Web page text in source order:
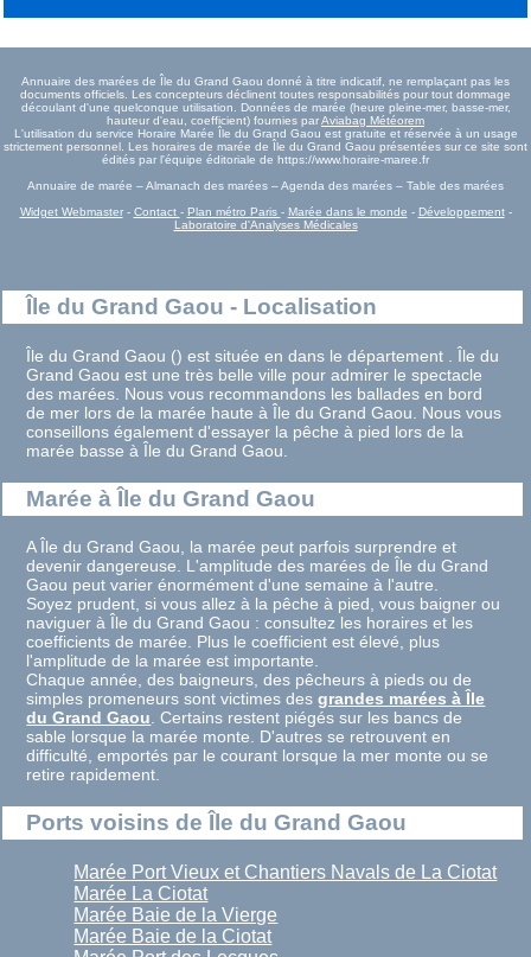
Annuaire des marées de Île du Grand Gaou donné à titre indicatif, ne remplaçant pas les
documents officiels. Les concepteurs déclinent toutes responsabilités pour tout dommage
découlant d'une quelconque utilisation. Données de marée (heure pleine-mer, basse-mer,
hauteur d'eau, coefficient) fournies parAviabag Météorem
L'utilisation du service Horaire Marée Île du Grand Gaou est gratuite et réservée à un usage
strictement personnel. Les horaires de marée de Île du Grand Gaou présentées sur ce site sont
édités par l'équipe éditoriale de https://www.horaire-maree.fr
Annuaire de marée – Almanach des marées – Agenda des marées – Table des marées
Widget Webmaster- Contact - Plan métro Paris - Marée dans le monde - Développement-
Laboratoire d'Analyses Médicales
Île du Grand Gaou - Localisation
Île du Grand Gaou () est située en dans le département . Île du
Grand Gaou est une très belle ville pour admirer le spectacle
des marées. Nous vous recommandons les ballades en bord
de mer lors de la marée haute à Île du Grand Gaou. Nous vous
conseillons également d'essayer la pêche à pied lors de la
marée basse à Île du Grand Gaou.
Marée à Île du Grand Gaou
A Île du Grand Gaou, la marée peut parfois surprendre et
devenir dangereuse. L'amplitude des marées de Île du Grand
Gaou peut varier énormément d'une semaine à l'autre.
Soyez prudent, si vous allez à la pêche à pied, vous baigner ou
naviguer à Île du Grand Gaou : consultez les horaires et les
coefficients de marée. Plus le coefficient est élevé, plus
l'amplitude de la marée est importante.
Chaque année, des baigneurs, des pêcheurs à pieds ou de
simples promeneurs sont victimes desgrandes marées à Île
du Grand Gaou. Certains restent piégés sur les bancs de
sable lorsque la marée monte. D'autres se retrouvent en
difficulté, emportés par le courant lorsque la mer monte ou se
retire rapidement.
Ports voisins de Île du Grand Gaou
Marée Port Vieux et Chantiers Navals de La Ciotat
Marée La Ciotat
Marée Baie de la Vierge
Marée Baie de la Ciotat